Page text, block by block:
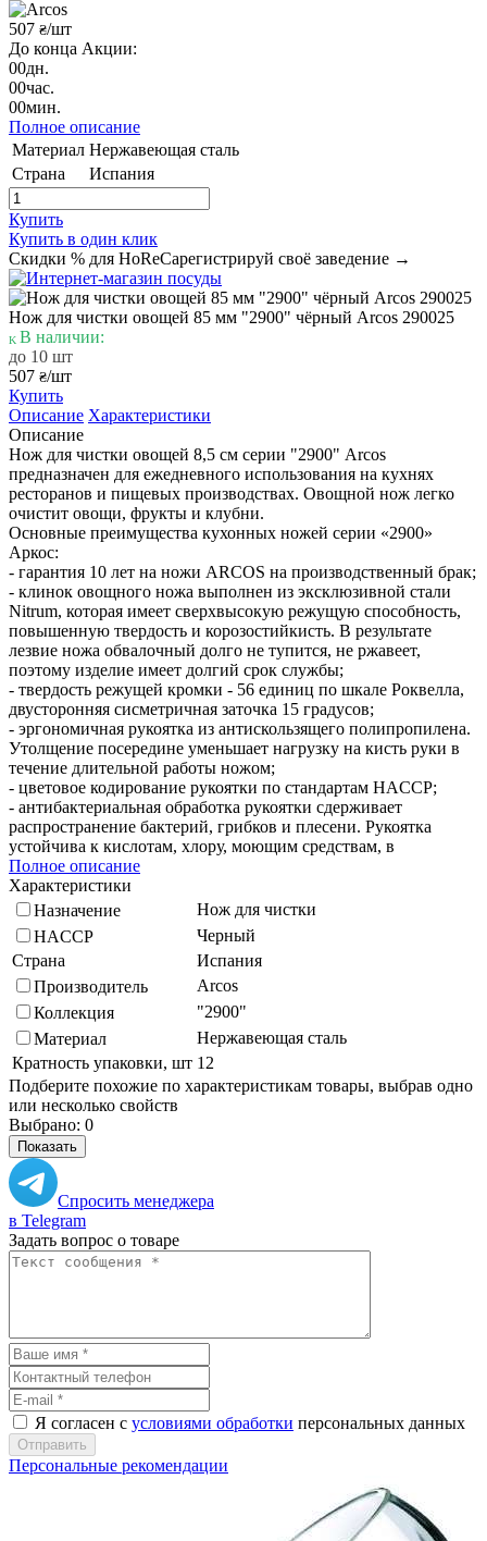
507 ₴/шт
До конца Акции:
00дн.
00час.
00мин.
Полное описание
Материал Нержавеющая сталь
Страна
Испания
Купить
Купить в один клик
Скидки % для HoReCaрегистрируй своё заведение →
Нож для чистки овощей 85 мм "2900" чёрный Arcos 290025
В наличии:
до 10 шт
507 ₴/шт
Купить
Описание Характеристики
Описание
Нож для чистки овощей 8,5 см серии "2900" Arcos
предназначен для ежедневного использования на кухнях
ресторанов и пищевых производствах. Овощной нож легко
очистит овощи, фрукты и клубни.
Основные преимущества кухонных ножей серии «2900»
Аркос:
- гарантия 10 лет на ножи ARCOS на производственный брак;
- клинок овощного ножа выполнен из эксклюзивной стали
Nitrum, которая имеет сверхвысокую режущую способность,
повышенную твердость и корозостийкисть. В результате
лезвие ножа обвалочный долго не тупится, не ржавеет,
поэтому изделие имеет долгий срок службы;
- твердость режущей кромки - 56 единиц по шкале Роквелла,
двусторонняя сисметричная заточка 15 градусов;
- эргономичная рукоятка из антискользящего полипропилена.
Утолщение посередине уменьшает нагрузку на кисть руки в
течение длительной работы ножом;
- цветовое кодирование рукоятки по стандартам HACCP;
- антибактериальная обработка рукоятки сдерживает
распространение бактерий, грибков и плесени. Рукоятка
устойчива к кислотам, хлору, моющим средствам, в
Полное описание
Характеристики
Назначение
Нож для чистки
HACCP
Черный
Страна
Испания
Производитель
Arcos
Коллекция
"2900"
Материал
Нержавеющая сталь
Кратность упаковки, шт 12
Подберите похожие по характеристикам товары, выбрав одно
или несколько свойств
Выбрано: 0
Показать
Спросить менеджера
в Telegram
Задать вопрос о товаре
Я согласен с условиями обработки персональных данных
Отправить
Персональные рекомендации